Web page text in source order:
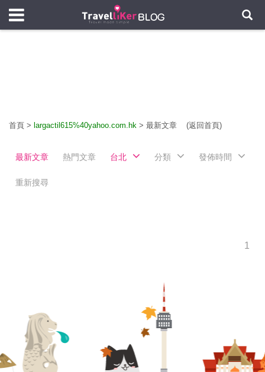
首頁 > largactil615%40yahoo.com.hk > 最新文章 (返回首頁)
最新文章 熱門文章 台北 分類 發佈時間
重新搜尋
1